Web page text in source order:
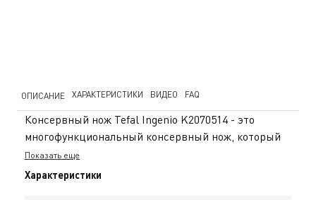
ОПИСАНИЕ ХАРАКТЕРИСТИКИ ВИДЕО FAQ
Консервный нож Tefal Ingenio K2070514 - это
многофункциональный консервный нож, который
позволяет легче открыть банки. Tefal представляет
серию Tefal Ingenio Premium - премиальные
Показать еще
Характеристики